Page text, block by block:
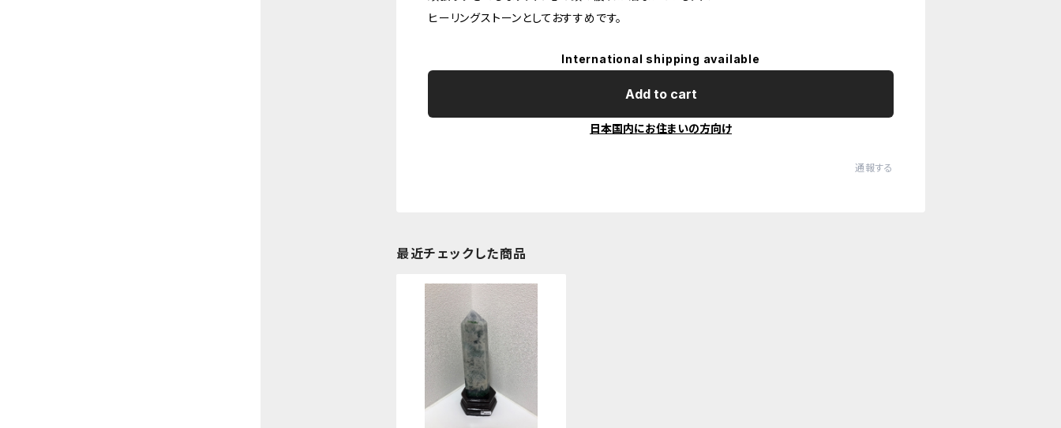
ヒーリングストーンとしておすすめです。
International shipping available
Add to cart
日本国内にお住まいの方向け
通報する
最近チェックした商品